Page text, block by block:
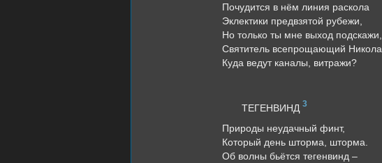
Почудится в нём линия раскола
Эклектики предвзятой рубежи,
Но только ты мне выход подскажи,
Святитель всепрощающий Никола,
Куда ведут каналы, витражи?
ТЕГЕНВИНД 3
Природы неудачный финт,
Который день шторма, шторма.
Об волны бьётся тегенвинд –